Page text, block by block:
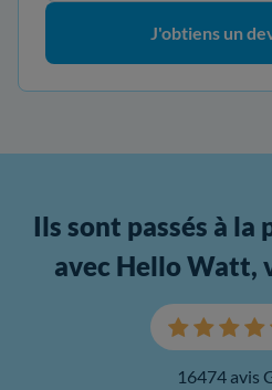
J'obtiens un
Ils sont passés à la
avec Hello Watt,
16474 avis